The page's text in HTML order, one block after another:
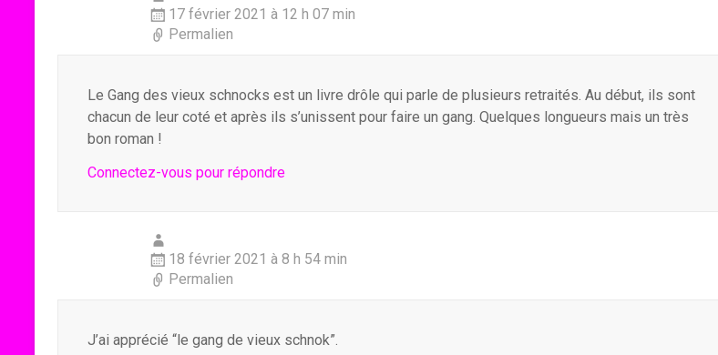
17 février 2021 à 12 h 07 min
Permalien
Le Gang des vieux schnocks est un livre drôle qui parle de plusieurs retraités. Au début, ils sont
chacun de leur coté et après ils s’unissent pour faire un gang. Quelques longueurs mais un très
bon roman !
Connectez-vous pour répondre
18 février 2021 à 8 h 54 min
Permalien
J’ai apprécié “le gang de vieux schnok”.